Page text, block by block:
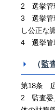
2 選挙管
3 選挙管
し公正な
4 選挙管
（監
第18条 広
2 監査委